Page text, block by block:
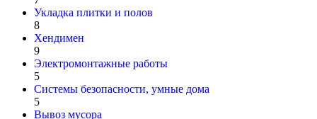
Укладка плитки и полов
8
Хендимен
9
Электромонтажные работы
5
Системы безопасности, умные дома
5
Вывоз мусора